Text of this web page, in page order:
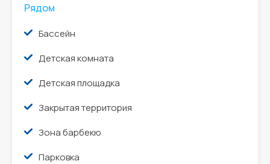
Рядом
Бассейн
Детская комната
Детская площадка
Закрытая территория
Зона барбекю
Парковка